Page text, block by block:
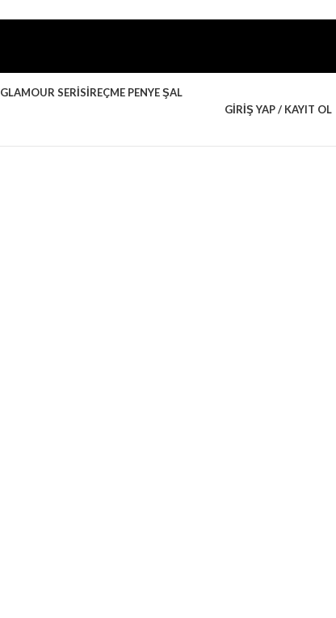
GLAMOUR SERISIREÇME PENYE ŞAL
GIRIŞ YAP / KAYIT OL